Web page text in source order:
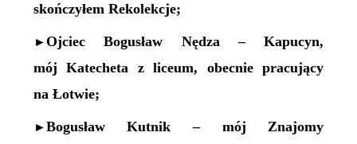
skończyłem Rekolekcje;
►Ojciec Bogusław Nędza – Kapucyn,
mój Katecheta z liceum, obecnie pracujący
na Łotwie;
►BogusławKutnik – mój Znajomy